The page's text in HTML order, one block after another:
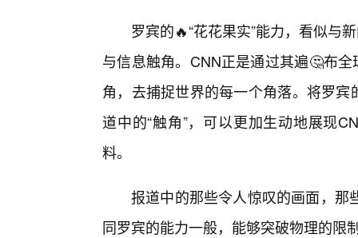
罗宾的🔥“花花果实”能力，看似与
与信息触角。CNN正是通过其遍🤔布
角，去捕捉世界的每一个角落。将罗宾
道中的“触角”，可以更加生动地展现
料。
报道中的那些令人惊叹的画面，那
同罗宾的能力一般，能够突破物理的限